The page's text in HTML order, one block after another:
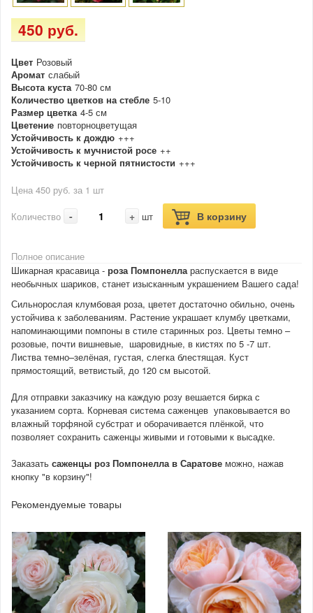
450 руб.
Цвет Розовый
Аромат слабый
Высота куста 70-80 см
Количество цветков на стебле 5-10
Размер цветка 4-5 см
Цветение повторноцветущая
Устойчивость к дождю +++
Устойчивость к мучнистой росе ++
Устойчивость к черной пятнистости +++
Цена 450 руб. за 1 шт
Количество
- + шт В корзину
Полное описание
Шикарная красавица - роза Помпонелла распускается в виде
необычных шариков, станет изысканным украшением Вашего сада!
Сильнорослая клумбовая роза, цветет достаточно обильно, очень
устойчива к заболеваниям. Растение украшает клумбу цветками,
напоминающими помпоны в стиле старинных роз. Цветы темно –
розовые, почти вишневые, шаровидные, в кистях по 5 -7 шт.
Листва темно–зелёная, густая, слегка блестящая. Куст
прямостоящий, ветвистый, до 120 см высотой.
Для отправки заказчику на каждую розу вешается бирка с
указанием сорта. Корневая система саженцев упаковывается во
влажный торфяной субстрат и оборачивается плёнкой, что
позволяет сохранить саженцы живыми и готовыми к высадке.
Заказать саженцы роз Помпонелла в Саратове можно, нажав
кнопку "в корзину"!
Рекомендуемые товары